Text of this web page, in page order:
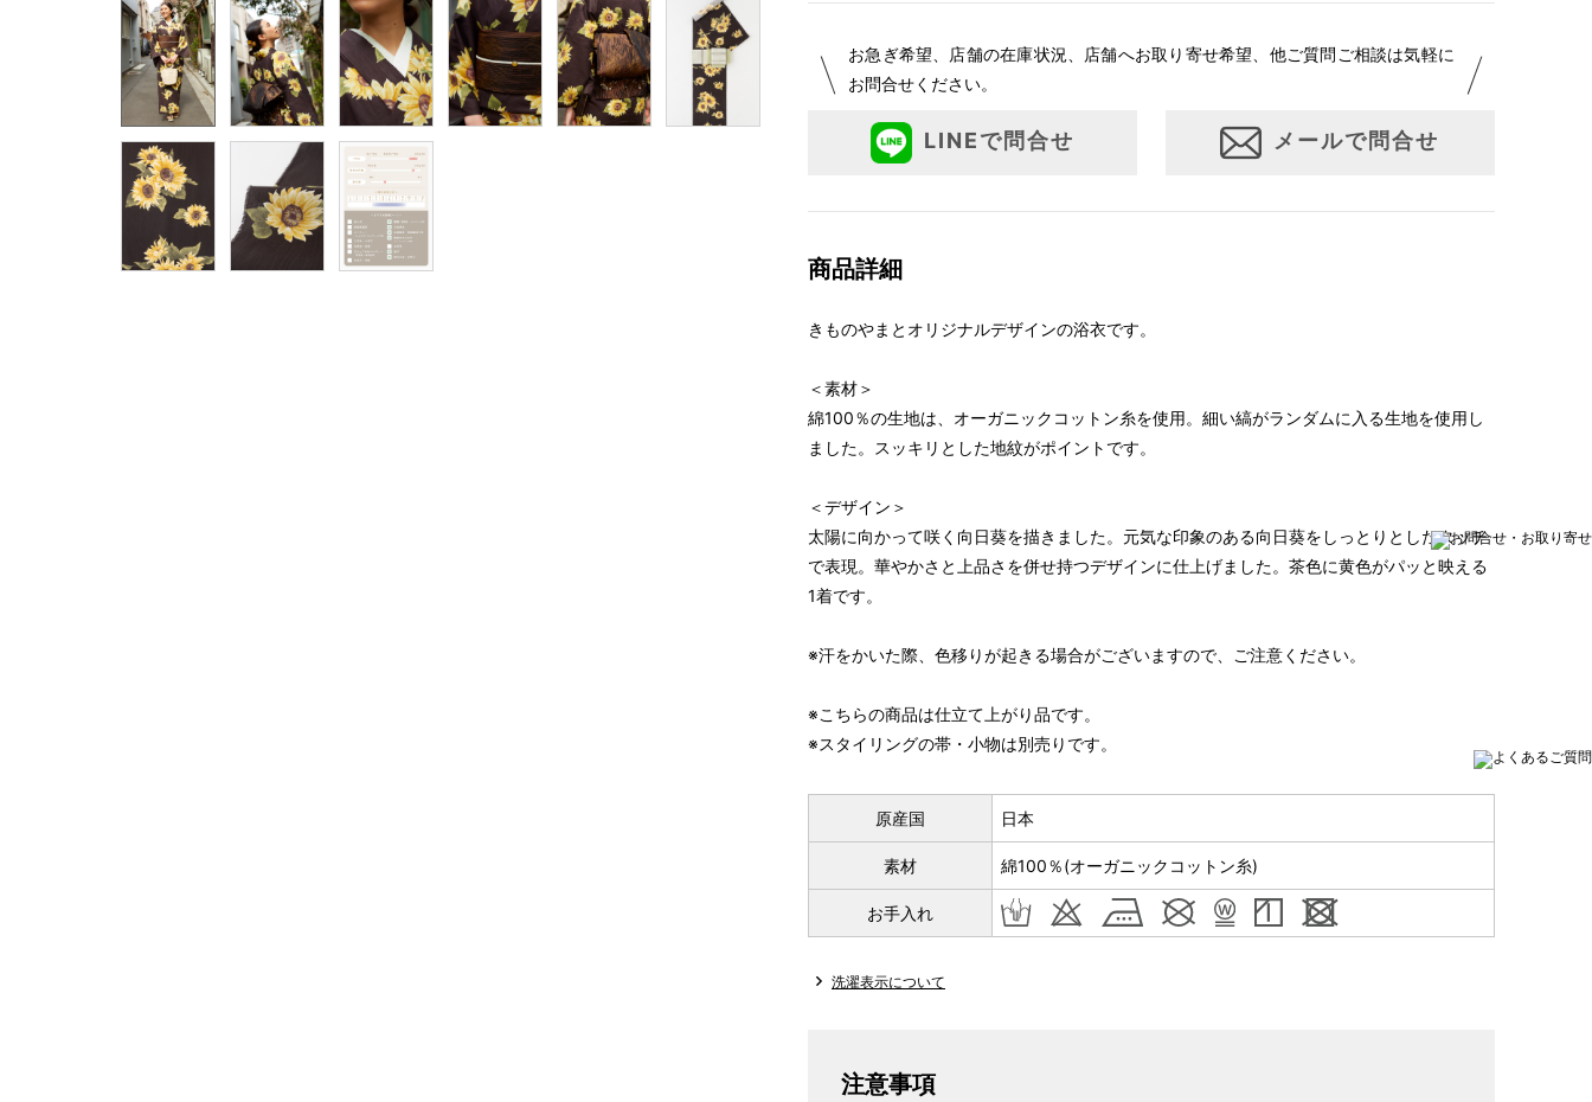
お急ぎ希望、店舗の在庫状況、店舗へお取り寄せ希望、他ご質問ご相談は気軽に
お問合せください。
LINEで問合せ メールで問合せ
商品詳細
きものやまとオリジナルデザインの浴衣です。
＜素材＞
綿100％の生地は、オーガニックコットン糸を使用。細い縞がランダムに入る生地を使用し
ました。スッキリとした地紋がポイントです。
＜デザイン＞
太陽に向かって咲く向日葵を描きました。元気な印象のある向日葵をしっとりとしたタッチ
で表現。華やかさと上品さを併せ持つデザインに仕上げました。茶色に黄色がパッと映える
1着です。
※汗をかいた際、色移りが起きる場合がございますので、ご注意ください。
※こちらの商品は仕立て上がり品です。
※スタイリングの帯・小物は別売りです。
原産国 日本
素材 綿100％(オーガニックコットン糸)
お手入れ
洗濯表示について
注意事項